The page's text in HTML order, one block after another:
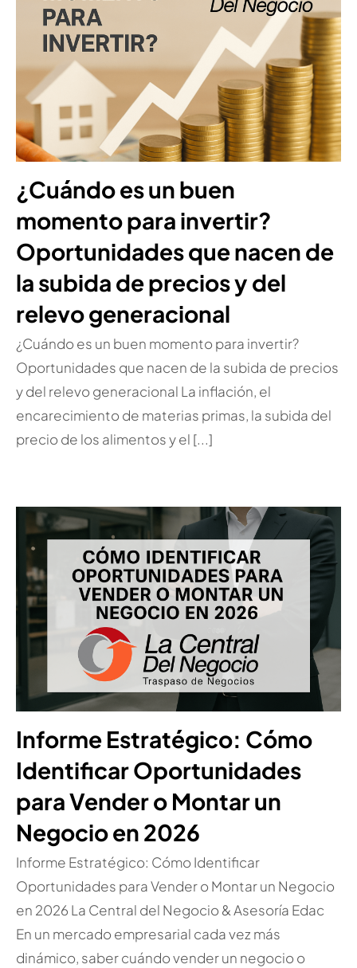
¿Cuándo es un buen
momento para invertir?
Oportunidades que nacen de
la subida de precios y del
relevo generacional
¿Cuándo es un buen momento para invertir?
Oportunidades que nacen de la subida de precios
y del relevo generacional La inflación, el
encarecimiento de materias primas, la subida del
precio de los alimentos y el [...]
Informe Estratégico: Cómo
Identificar Oportunidades
para Vender o Montar un
Negocio en 2026
Informe Estratégico: Cómo Identificar
Oportunidades para Vender o Montar un Negocio
en 2026 La Central del Negocio & Asesoría Edac
En un mercado empresarial cada vez más
dinámico, saber cuándo vender un negocio o